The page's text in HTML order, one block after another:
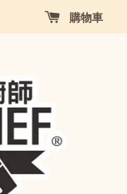
購物車